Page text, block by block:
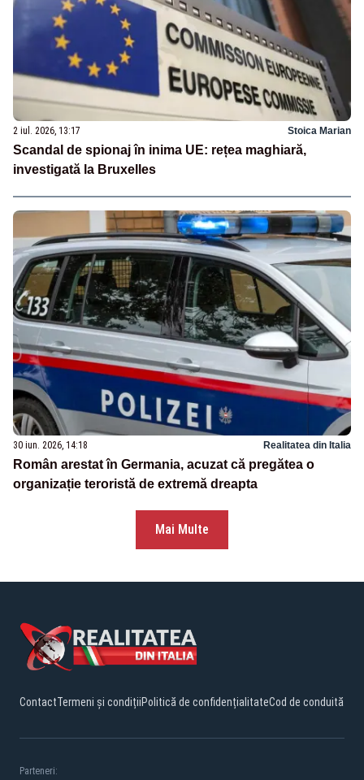
2 iul. 2026, 13:17 Stoica Marian
Scandal de spionaj în inima UE: rețea maghiară,
investigată la Bruxelles
30 iun. 2026, 14:18 Realitatea din Italia
Român arestat în Germania, acuzat că pregătea o
organizație teroristă de extremă dreapta
Mai Multe
ContactTermeni și condițiiPolitică de confidențialitateCod de conduită
Parteneri: